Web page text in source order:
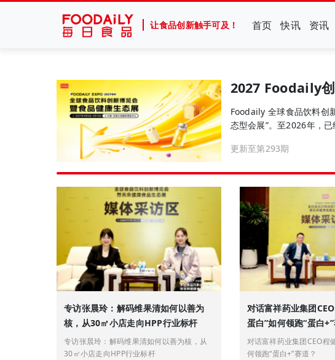
让食品创新触手可及！ 首页 快讯 资讯
2027 Foodaily
Foodaily 全球食品饮料创
态型会展”。至2026年，
探索下一轮革新增长，帮
更新至第293期
专访张晨玲：解码维果清如何以善为
核，从30㎡小店走向HPP行业标杆
专访张晨玲：解码维果清如何以善为核，从
30㎡小店走向HPP行业标杆
对话富祥药业集团
蛋白”如何领跑“蛋白
对话富祥药业集团CEO程
何领跑“蛋白+”赛道？